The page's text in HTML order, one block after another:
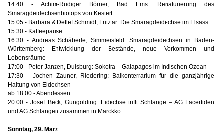
14:40 - Achim-Rüdiger Börner, Bad Ems: Renaturierung des
Smaragdeidechsenbiotops von Kestert
15:05 - Barbara & Detlef Schmidt, Fritzlar: Die Smaragdeidechse im Elsass
15:30 - Kaffeepause
16:30 - Andreas Schäberle, Simmersfeld: Smaragdeidechsen in Baden-
Württemberg: Entwicklung der Bestände, neue Vorkommen und
Lebensräume
17:00 - Peter Janzen, Duisburg: Sokotra – Galapagos im Indischen Ozean
17:30 - Jochen Zauner, Riedering: Balkonterrarium für die ganzjährige
Haltung von Eidechsen
ab 18:00 - Abendessen
20:00 - Josef Beck, Gungolding: Eidechse trifft Schlange – AG Lacertiden
und AG Schlangen zusammen in Marokko
Sonntag, 29. März